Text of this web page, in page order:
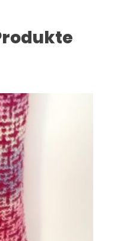
Die Optionen können auf der Produktseite gewählt werden